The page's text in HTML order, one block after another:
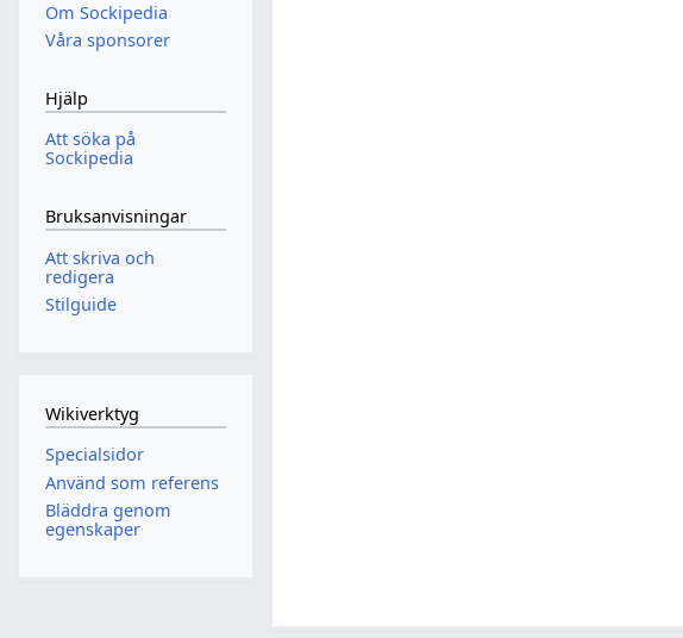
Om Sockipedia
Våra sponsorer
Hjälp
Att söka på
Sockipedia
Bruksanvisningar
Att skriva och
redigera
Stilguide
Wikiverktyg
Specialsidor
Använd som referens
Bläddra genom
egenskaper